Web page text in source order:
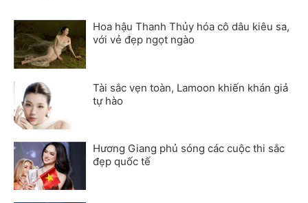
Hoa hậu Thanh Thủy hóa cô dâu kiêu sa,
với vẻ đẹp ngọt ngào
Tài sắc vẹn toàn, Lamoon khiến khán giả
tự hào
Hương Giang phủ sóng các cuộc thi sắc
đẹp quốc tế